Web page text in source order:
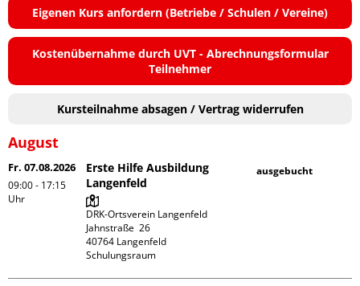
Eigenen Kurs anfordern (Betriebe / Schulen / Vereine)
Kostenübernahme durch UVT - Abrechnungsformular
Teilnehmer
Kursteilnahme absagen / Vertrag widerrufen
August
Fr. 07.08.2026
09:00 - 17:15
Uhr
Erste Hilfe Ausbildung
Langenfeld
DRK-Ortsverein Langenfeld
Jahnstraße  26
40764 Langenfeld
Schulungsraum
ausgebucht